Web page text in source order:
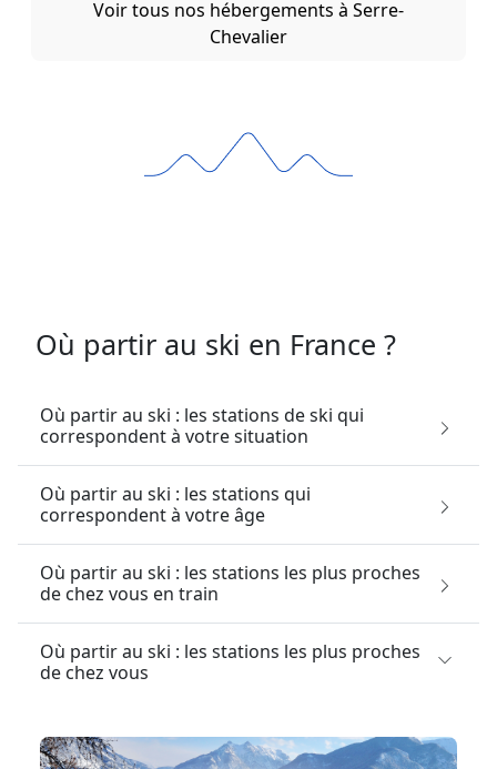
Voir tous nos hébergements à Serre-
Chevalier
Où partir au ski en France ?
Où partir au ski : les stations de ski qui
correspondent à votre situation
Où partir au ski : les stations qui
correspondent à votre âge
Où partir au ski : les stations les plus proches
de chez vous en train
Où partir au ski : les stations les plus proches
de chez vous